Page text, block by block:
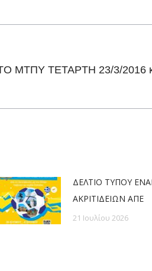
ΜΤΠΥ ΤΕΤΑΡΤΗ 23/3/2016
ΔΕΛΤΙΟ ΤΥΠΟΥ
ΑΚΡΙΤΙΔΕΙΩΝ ΑΠΕ
21 Ιουλίου 2026